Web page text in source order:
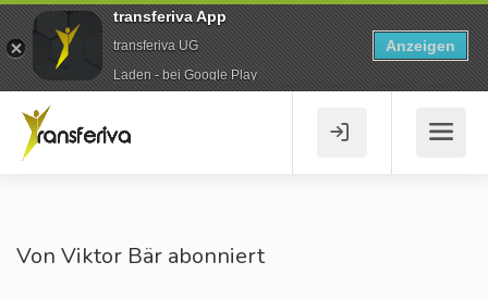
Von Viktor Bär abonniert
transferiva App
transferiva UG
Laden - bei Google Play
Anzeigen